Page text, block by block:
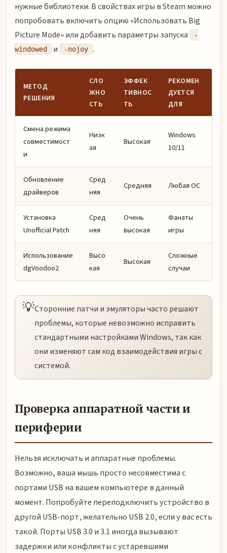
нужные библиотеки. В свойствах игры в Steam можно
попробовать включить опцию «Использовать Big
Picture Mode» или добавить параметры запуска
-
windowed
и -nojoy .
МЕТОД
РЕШЕНИЯ
СЛО
ЖНО
СТЬ
ЭФФЕК
ТИВНОС
ТЬ
РЕКОМЕН
ДУЕТСЯ
ДЛЯ
Смена режима
совместимост
и
Низк
ая
Высокая
Windows
10/11
Обновление
драйверов
Сред
няя
Средняя Любая ОС
Установка
Unofficial Patch
Сред
няя
Очень
высокая
Фанаты
игры
Использование
dgVoodoo2
Высо
кая
Высокая
Сложные
случаи
💡Сторонние патчи и эмуляторы часто решают
проблемы, которые невозможно исправить
стандартными настройками Windows, так как
они изменяют сам код взаимодействия игры с
системой.
Проверка аппаратной части и
периферии
Нельзя исключать и аппаратные проблемы.
Возможно, ваша мышь просто несовместима с
портами USB на вашем компьютере в данный
момент. Попробуйте переподключить устройство в
другой USB-порт, желательно USB 2.0, если у вас есть
такой. Порты USB 3.0 и 3.1 иногда вызывают
задержки или конфликты с устаревшими